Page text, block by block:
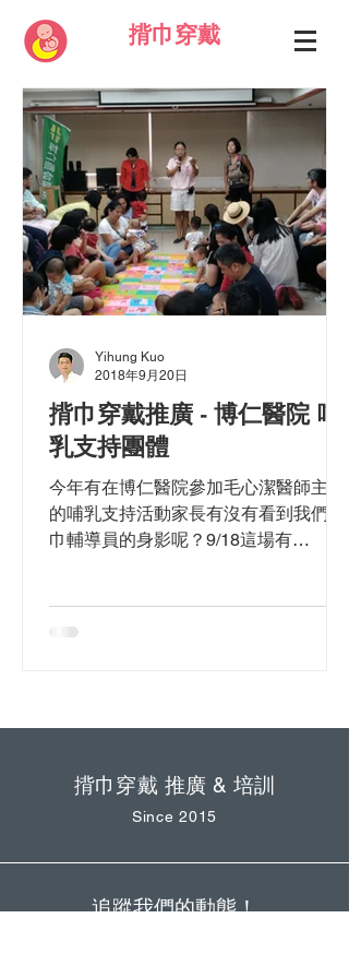
揹巾穿戴
揹巾穿戴推廣 - 博仁醫院 哺
乳支持團體
今年有在博仁醫院參加毛心潔醫師主持
的哺乳支持活動家長有沒有看到我們揹
巾輔導員的身影呢？9/18這場有
媽媽們的分享，也以揹巾輔導員的身份
Yihung Kuo
2018年9月20日
揹巾穿戴 推廣 & 培訓
Since 2015
追蹤我們的動態！